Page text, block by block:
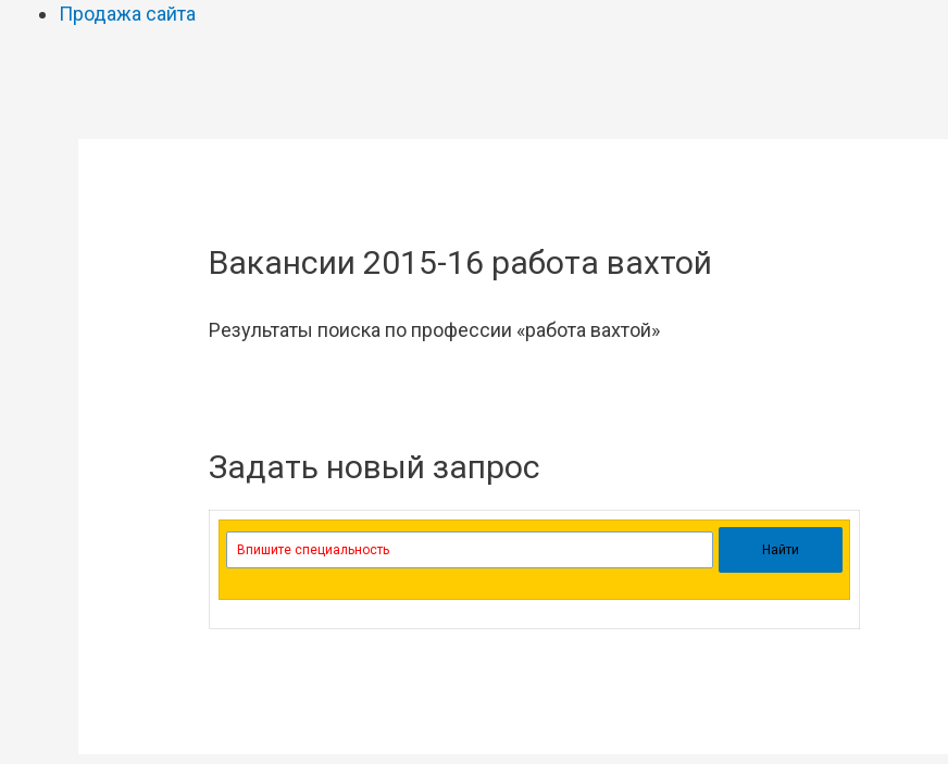
Продажа сайта
Вакансии 2015-16 работа вахтой
Результаты поиска по профессии «работа вахтой»
Задать новый запрос